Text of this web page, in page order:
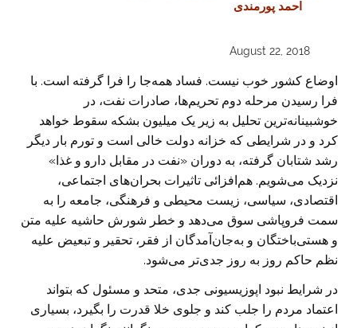
احمد پورمندی
August 22, 2018
اوضاع کشور خوب نیست. فساد همه‌جا را فرا گرفته است. با
فرا رسیدن مرحله دوم تحریم‌ها، صادرات نفت، در
خوشبینانه‌ترین تحلیل به زیر یک میلیون بشکه سقوط خواهد
کرد و در شرایطی که خزانه دولت خالی است و تورم بار دیگر
رشد شتابان گرفته، به دوران «نفت در مقابل دارو و غذا»
نزدیک می‌شویم. هم‌افزائی تاثیرات بحران‌های اجتماعی،
اقتصادی، سیاسی، زیست محیطی و فرهنگی، جامعه را به
سمت فروپاشی سوق می‌دهد و خطر شورش حاشیه علیه متن‌
و هستی‌باختگان و به‌جان‌آمدگان از فقر، تحقیر و تبعیض علیه
نظم حاکم روز به روز جدی‌تر می‌شود.
در شرایط نبود اپوزیسیونی جدی، متحد و مسئول که بتواند
اعتماد مردم را جلب کند و جلوی خلا قدرت را بگیرد، بسیاری